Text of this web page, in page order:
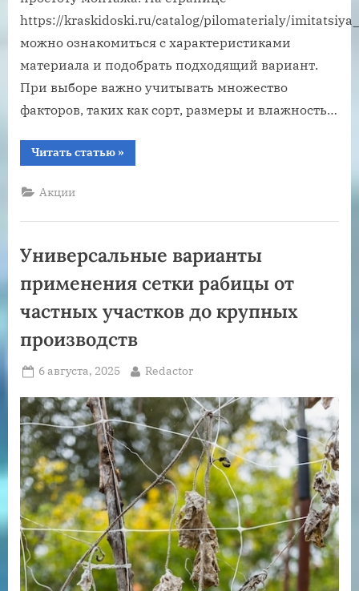
https://kraskidoski.ru/catalog/pilomaterialy/
можно ознакомиться с характеристиками
материала и подобрать подходящий вариант.
При выборе важно учитывать множество
факторов, таких как сорт, размеры и влажность…
Читать статью“Советы
по
облицовки
»
Акции
Универсальные варианты
применения сетки рабицы от
частных участков до крупных
производств
Posted
6 августа, 2025 By
Redactor